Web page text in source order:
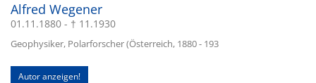
Alfred Wegener
01.11.1880 - † 11.1930
Geophysiker, Polarforscher (Österreich, 1880 - 193
Autor anzeigen!